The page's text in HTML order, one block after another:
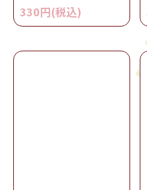
330円(税込)